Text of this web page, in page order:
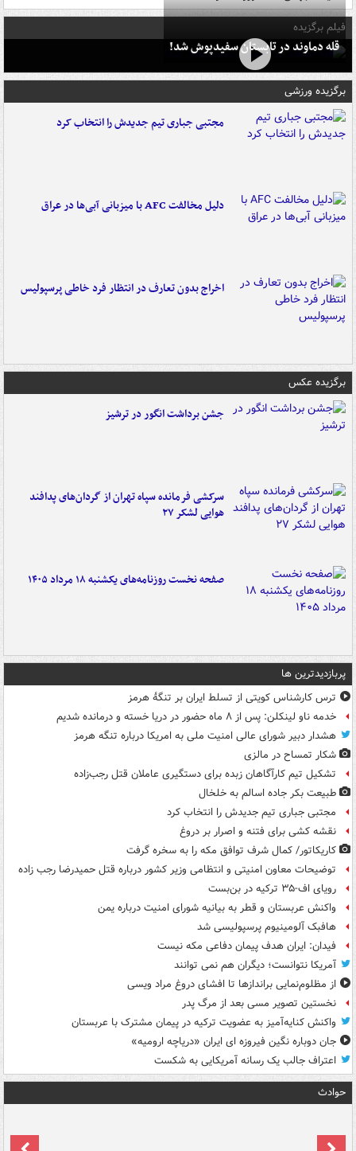
فیلم برگزیده
قله دماوند در تابستان سفیدپوش شد!
برگزیده ورزشی
مجتبی جباری تیم جدیدش را انتخاب کرد
دلیل مخالفت AFC با میزبانی آبی‌ها در عراق
اخراج بدون تعارف در انتظار فرد خاطی پرسپولیس
برگزیده عکس
جشن برداشت انگور در ترشیز
سرکشی فرمانده سپاه تهران از گردان‌های پدافند
هوایی لشکر ۲۷
صفحه نخست روزنامه‌های یکشنبه ۱۸ مرداد ۱۴۰۵
پربازدیدترین ها
ترس کارشناس کویتی از تسلط ایران بر تنگۀ هرمز
خدمه ناو لینکلن: پس از ۸ ماه حضور در دریا خسته و درمانده‌ شدیم
هشدار دبیر شورای عالی امنیت ملی به امریکا درباره تنگه هرمز
شکار تمساح در مالزی
تشکیل تیم کارآگاهان زبده برای دستگیری عاملان قتل رجب‌زاده
طبیعت بکر جاده اسالم به خلخال
مجتبی جباری تیم جدیدش را انتخاب کرد
نقشه کشی برای فتنه و اصرار بر دروغ
کاریکاتور/ کمال شرف توافق مکه را به سخره گرفت
توضیحات معاون امنیتی و انتظامی وزیر کشور درباره قتل حمیدرضا رجب زاده
رویای اف-۳۵ ترکیه در بن‌بست
واکنش عربستان و قطر به بیانیه شورای امنیت درباره یمن
هافبک آلومینیوم پرسپولیسی شد
فیدان: ایران هدف پیمان دفاعی مکه نیست
آمریکا نتوانست؛ دیگران هم نمی توانند
از مظلوم‌نمایی براندازها تا افشای دروغ مراد ویسی
نخستین تصویر مسی بعد از مرگ پدر
واکنش کنایه‌آمیز به عضویت ترکیه در پیمان مشترک با عربستان
جان دوباره نگین فیروزه ای ایران «دریاچه ارومیه»
اعتراف جالب یک رسانه آمریکایی به شکست
حوادث